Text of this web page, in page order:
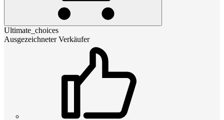
Ultimate_choices
Ausgezeichneter Verkäufer